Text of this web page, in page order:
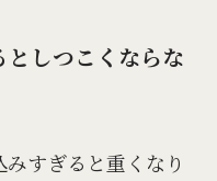
しつこくならな
すぎると重くなり